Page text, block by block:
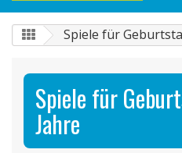
Spiele für
Spiele für
Jahre